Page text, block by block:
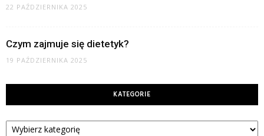
22 PAŹDZIERNIKA 2025
Czym zajmuje się dietetyk?
19 PAŹDZIERNIKA 2025
KATEGORIE
Kategorie